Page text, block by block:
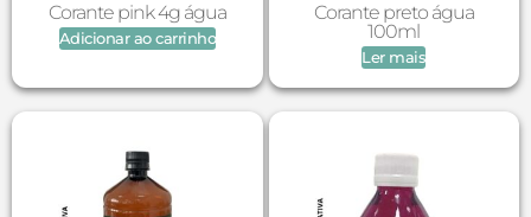
Corante pink 4g água
Adicionar ao carrinho
Corante preto água
100ml
Ler mais